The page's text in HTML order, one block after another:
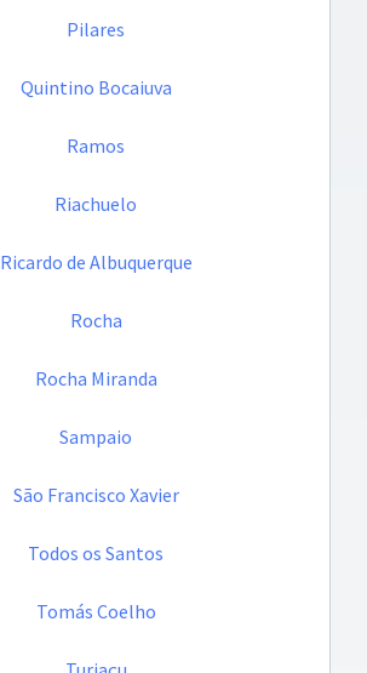
Pilares
Quintino Bocaiuva
Ramos
Riachuelo
Ricardo de Albuquerque
Rocha
Rocha Miranda
Sampaio
São Francisco Xavier
Todos os Santos
Tomás Coelho